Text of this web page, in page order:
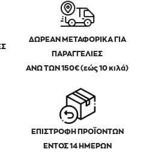
ΔΩΡΕΑΝ ΜΕΤΑΦΟΡΙΚΑ ΓΙΑ
ΠΑΡΑΓΓΕΛΙΕΣ
ΑΝΩ ΤΩΝ 150€ (εώς 10 κιλά)
ΕΠΙΣΤΡΟΦΗ ΠΡΟΪΟΝΤΩΝ
ΕΝΤΟΣ 14 ΗΜΕΡΩΝ